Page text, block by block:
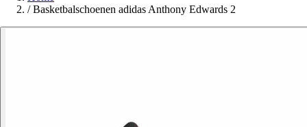
/ Basketbalschoenen adidas Anthony Edwards 2